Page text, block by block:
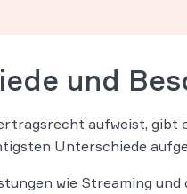
und
aufweist, gibt
Unterschiede
wie Streaming und